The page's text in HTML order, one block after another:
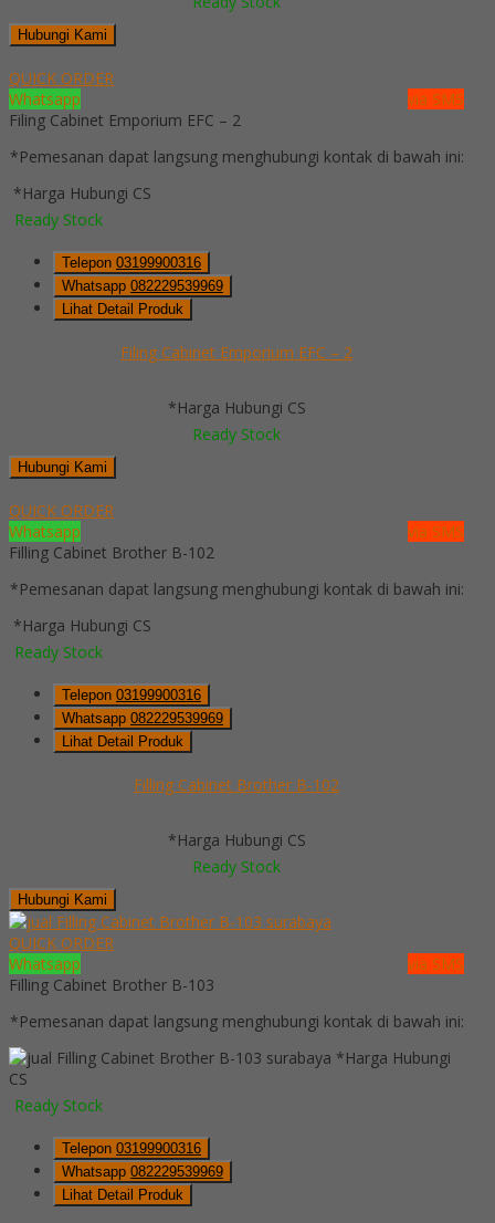
Hubungi Kami
QUICK ORDER
Whatsapp
via SMS
Filing Cabinet Emporium EFC – 2
*Pemesanan dapat langsung menghubungi kontak di bawah ini:
*Harga Hubungi CS
Ready Stock
Telepon 03199900316
Whatsapp 082229539969
Lihat Detail Produk
Filing Cabinet Emporium EFC – 2
*Harga Hubungi CS
Ready Stock
Hubungi Kami
QUICK ORDER
Whatsapp
via SMS
Filling Cabinet Brother B-102
*Pemesanan dapat langsung menghubungi kontak di bawah ini:
*Harga Hubungi CS
Ready Stock
Telepon 03199900316
Whatsapp 082229539969
Lihat Detail Produk
Filling Cabinet Brother B-102
*Harga Hubungi CS
Ready Stock
Hubungi Kami
QUICK ORDER
Whatsapp
via SMS
Filling Cabinet Brother B-103
*Pemesanan dapat langsung menghubungi kontak di bawah ini:
*Harga Hubungi
CS
Ready Stock
Telepon 03199900316
Whatsapp 082229539969
Lihat Detail Produk